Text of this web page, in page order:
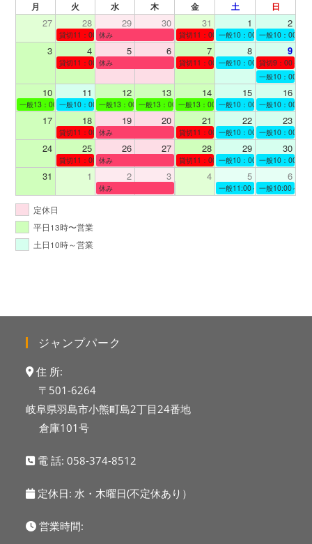
月 火 水 木 金 土 日
27 28 29 30 31 1 2
貸切11：00～12：00
休み 貸切11：00～12：00一般10：00～19：00
一般10：00～
3 4 5 6 7 8 9
貸切11：00～12：00
休み 貸切11：00～12：00一般10：00～19：00
貸切9：00～10
一般10：00～
10 11 12 13 14 15 16
一般13：00～19：00一般10：00～19：00一般13：00～19：00一般13：00～19：00一般13：00～19：00一般10：00～19：00
一般10：00～
17 18 19 20 21 22 23
貸切11：00～12：00
休み 貸切11：00～13：00一般10：00～19：00
一般10：00～
24 25 26 27 28 29 30
貸切11：00～12：00
休み 貸切11：00～12：00一般10：00～19：00
一般10：00～
31 1 2 3 4 5 6
休み 一般11:00～19:00一般10:00～
定休日
平日13時〜営業
土日10時～営業
ジャンプパーク
住 所:
〒501-6264
岐阜県羽島市小熊町島2丁目24番地
倉庫101号
電 話:058-374-8512
定休日: 水・木曜日(不定休あり）
営業時間: